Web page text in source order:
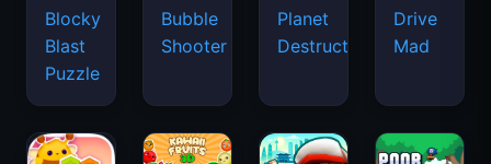
Blocky
Blast
Puzzle
Bubble
Shooter
Planet
Destruction
Drive
Mad